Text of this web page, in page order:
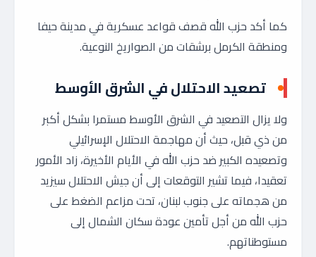
كما أكد حزب الله قصف قواعد عسكرية في مدينة حيفا
ومنطقة الكرمل برشقات من الصواريخ النوعية.
تصعيد الاحتلال في الشرق الأوسط
ولا يزال التصعيد في الشرق الأوسط مستمرا بشكل أكبر
من ذي قبل، حيث أن مهاجمة الاحتلال الإسرائيلي
وتصعيده الكبير ضد حزب الله في الأيام الأخيرة، زاد الأمور
تعقيدا، فيما تشير التوقعات إلى أن جيش الاحتلال سيزيد
من هجماته على جنوب لبنان، تحت مزاعم الضغط على
حزب الله من أجل تأمين عودة سكان الشمال إلى
مستوطناتهم.